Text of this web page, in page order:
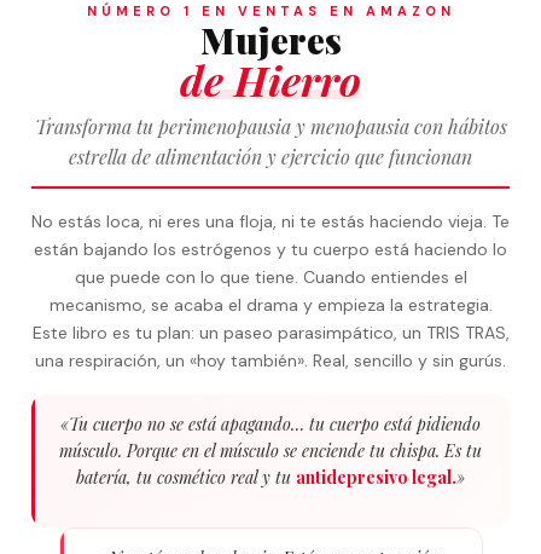
NÚMERO 1 EN VENTAS EN AMAZON
Mujeres
de Hierro
Transforma tu perimenopausia y menopausia con hábitos
estrella de alimentación y ejercicio que funcionan
No estás loca, ni eres una floja, ni te estás haciendo vieja. Te
están bajando los estrógenos y tu cuerpo está haciendo lo
que puede con lo que tiene. Cuando entiendes el
mecanismo, se acaba el drama y empieza la estrategia.
Este libro es tu plan: un paseo parasimpático, un TRIS TRAS,
una respiración, un «hoy también». Real, sencillo y sin gurús.
«Tu cuerpo no se está apagando… tu cuerpo está pidiendo
músculo. Porque en el músculo se enciende tu chispa. Es tu
batería, tu cosmético real y tu antidepresivo legal.»